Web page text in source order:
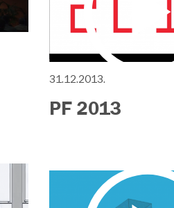
31.12.2013.
PF 2013